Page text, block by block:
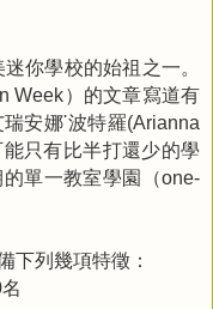
你學校的始祖之一。
Week）的文章寫道有
安娜˙波特羅(Arianna
只有比半打還少的學
單一教室學園（one-
下列幾項特徵：
名